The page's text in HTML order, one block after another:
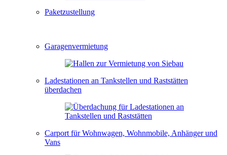
Paketzustellung
Garagenvermietung
Ladestationen an Tankstellen und Raststätten
überdachen
Carport für Wohnwagen, Wohnmobile, Anhänger und
Vans